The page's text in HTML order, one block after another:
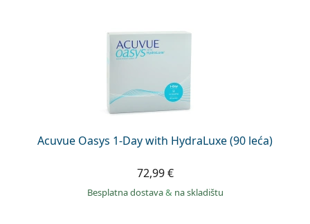
Acuvue Oasys 1-Day with HydraLuxe (90 leća)
72,99 €
Besplatna dostava& na skladištu